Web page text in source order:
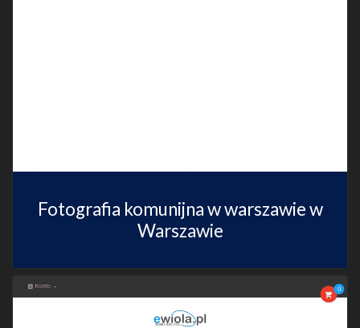
Fotografia komunijna w warszawie w
Warszawie